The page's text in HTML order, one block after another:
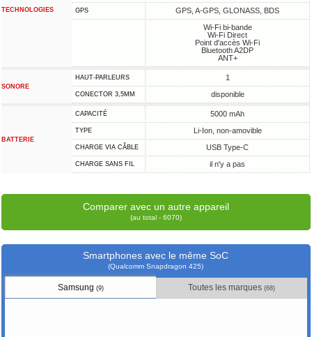
TECHNOLOGIES GPS
GPS, A-GPS, GLONASS, BDS
Wi-Fi bi-bande
Wi-Fi Direct
Point d'accès Wi-Fi
Bluetooth A2DP
ANT+
SONORE
HAUT-PARLEURS 1
CONECTOR 3,5MM disponible
BATTERIE
CAPACITÉ 5000 mAh
TYPE Li-Ion, non-amovible
CHARGE VIA CÂBLE USB Type-C
CHARGE SANS FIL il n'y a pas
Comparer avec un autre appareil
(au total - 6070)
Smartphones avec le même SoC
(Qualcomm Snapdragon 425)
Samsung (9) Toutes les marques(68)